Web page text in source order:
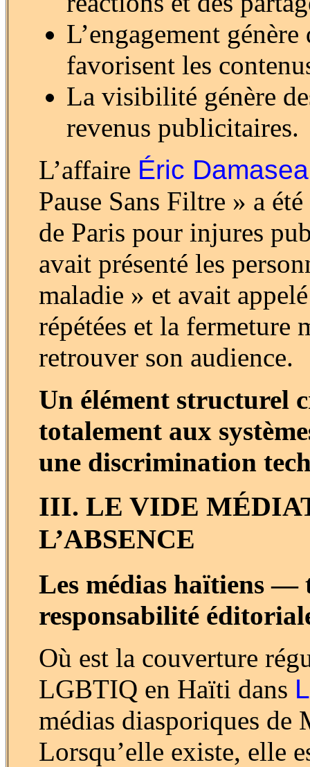
L’engagement
favorisent les
La visibilité génère
revenus publicitaires.
L’affaire Éric
Pause Sans Filtre » a
de Paris pour injures
avait présenté les
maladie » et avait
répétées et la fermeture
retrouver son audience.
Un élément structurel
totalement aux
une discrimination
III. LE VIDE
L’ABSENCE
Les médias haïtiens
responsabilité
Où est la couverture
LGBTIQ en Haïti dans
médias diasporiques de
Lorsqu’elle existe, elle